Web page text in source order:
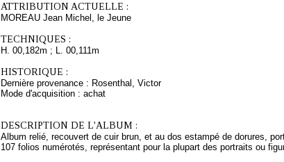
ATTRIBUTION ACTUELLE :
MOREAU Jean Michel, le Jeune
TECHNIQUES :
H. 00,182m ; L. 00,111m
HISTORIQUE :
Dernière provenance : Rosenthal, Victor
Mode d'acquisition : achat
DESCRIPTION DE L'ALBUM :
Album relié, recouvert de cuir brun, et au dos estampé de dorures,
107 folios numérotés, représentant pour la plupart des portraits ou